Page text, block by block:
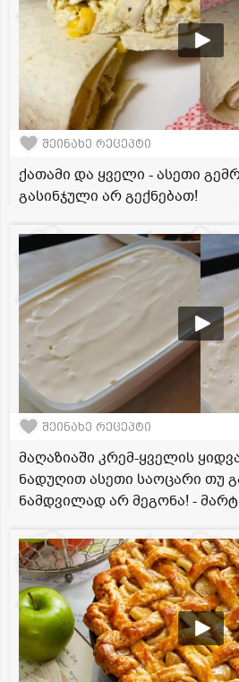
შეინახე რეცეპტი
ქათამი და ყველი - ასეთი
გასინჯული არ გექნებათ!
შეინახე რეცეპტი
მაღაზიაში კრემ-ყველის
ნადუღით ასეთი საოცარი თუ
ნამდვილად არ მეგონა! -